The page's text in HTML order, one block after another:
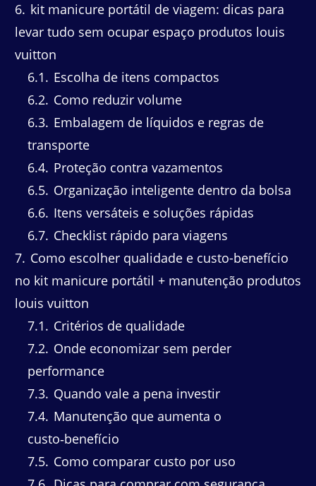
6 kit manicure portátil de viagem: dicas para
levar tudo sem ocupar espaço produtos louis
vuitton
6.1
Escolha de itens compactos
6.2 Como reduzir volume
6.3 Embalagem de líquidos e regras de
transporte
6.4 Proteção contra vazamentos
6.5 Organização inteligente dentro da bolsa
6.6 Itens versáteis e soluções rápidas
6.7 Checklist rápido para viagens
7 Como escolher qualidade e custo-benefício
no kit manicure portátil + manutenção produtos
louis vuitton
7.1
Critérios de qualidade
7.2 Onde economizar sem perder
performance
7.3 Quando vale a pena investir
7.4 Manutenção que aumenta o
custo‑benefício
7.5 Como comparar custo por uso